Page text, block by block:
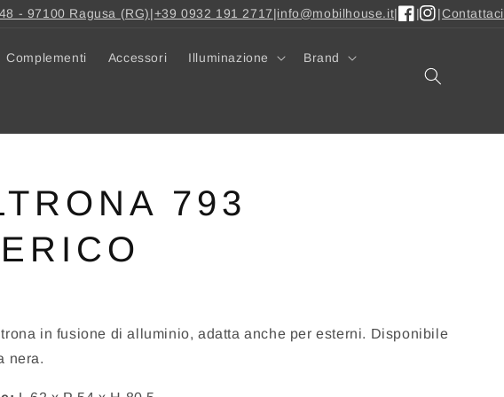
- 97100 Ragusa (RG)|+39 0932 191 2717|info@mobilhouse.it|
|
|Contattaci
Complementi Accessori Illuminazione Brand
793
in fusione di alluminio, adatta anche per esterni. Disponibile
nera.